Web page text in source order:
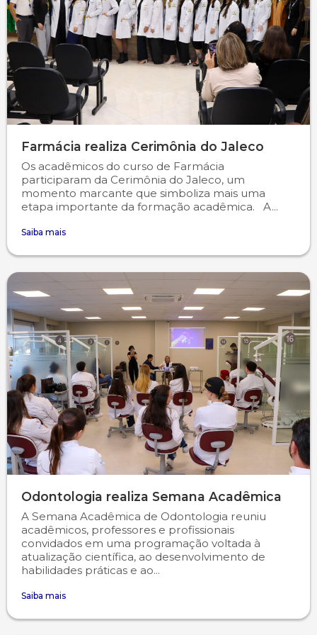
Farmácia realiza Cerimônia do Jaleco
Os acadêmicos do curso de Farmácia
participaram da Cerimônia do Jaleco, um
momento marcante que simboliza mais uma
etapa importante da formação acadêmica. A...
Saiba mais
Odontologia realiza Semana Acadêmica
A Semana Acadêmica de Odontologia reuniu
acadêmicos, professores e profissionais
convidados em uma programação voltada à
atualização científica, ao desenvolvimento de
habilidades práticas e ao...
Saiba mais